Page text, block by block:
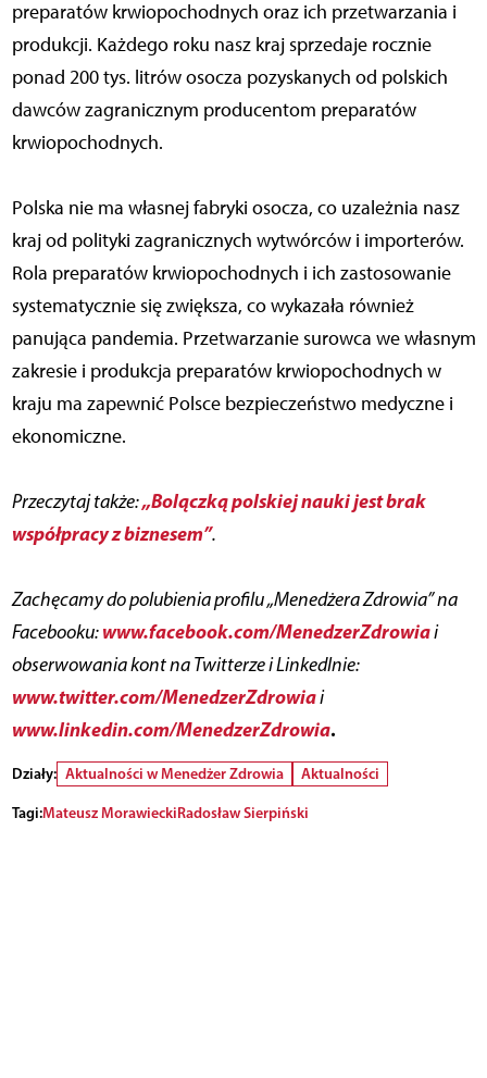
preparatów krwiopochodnych oraz ich przetwarzania i
produkcji. Każdego roku nasz kraj sprzedaje rocznie
ponad 200 tys. litrów osocza pozyskanych od polskich
dawców zagranicznym producentom preparatów
krwiopochodnych.
Polska nie ma własnej fabryki osocza, co uzależnia nasz
kraj od polityki zagranicznych wytwórców i importerów.
Rola preparatów krwiopochodnych i ich zastosowanie
systematycznie się zwiększa, co wykazała również
panująca pandemia. Przetwarzanie surowca we własnym
zakresie i produkcja preparatów krwiopochodnych w
kraju ma zapewnić Polsce bezpieczeństwo medyczne i
ekonomiczne.
Przeczytaj także:„Bolączką polskiej nauki jest brak
współpracy z biznesem”.
Zachęcamy do polubienia profilu „Menedżera Zdrowia” na
Facebooku:www.facebook.com/MenedzerZdrowiai
obserwowania kont na Twitterze i LinkedInie:
www.twitter.com/MenedzerZdrowiai
www.linkedin.com/MenedzerZdrowia.
Działy: Aktualności w Menedżer Zdrowia
Aktualności
Tagi:Mateusz MorawieckiRadosław Sierpiński